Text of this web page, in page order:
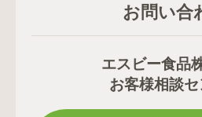
お問い合
エスビー食品
お客様相談